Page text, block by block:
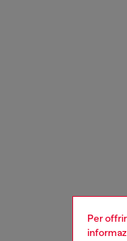
Per